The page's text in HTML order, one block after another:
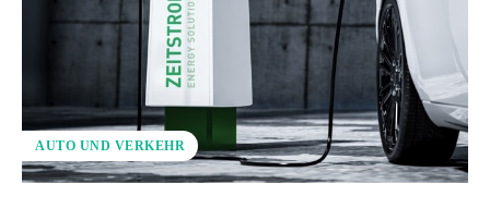
AUTO UND VERKEHR